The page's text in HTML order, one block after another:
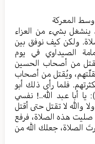
وسط المعركة
ينشغل بشيء من العزاء
ولكن كيف نوفق بين
الصيداوي في يوم
يقتل من أصحاب الحسين
ويُقتل من أصحاب
فلما رأى ذلك أبو
أبا عبد الله..! نفسي
والله لا تقتل حتى أقتل
هذه الصلاة، فرفع
الصلاة، جعلك الله من